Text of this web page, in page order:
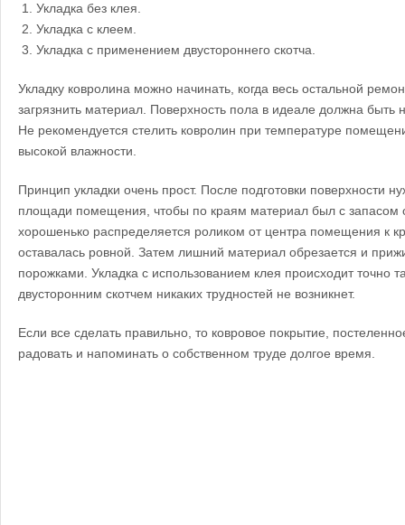
Укладка без клея.
Укладка с клеем.
Укладка с применением двустороннего скотча.
Укладку ковролина можно начинать, когда весь остальной
загрязнить материал. Поверхность пола в идеале должна быть
Не рекомендуется стелить ковролин при температуре
высокой влажности.
Принцип укладки очень прост. После подготовки поверхности
площади помещения, чтобы по краям материал был с запасом
хорошенько распределяется роликом от центра помещения к
оставалась ровной. Затем лишний материал обрезается и
порожками. Укладка с использованием клея происходит точно
двусторонним скотчем никаких трудностей не возникнет.
Если все сделать правильно, то ковровое покрытие,
радовать и напоминать о собственном труде долгое время.